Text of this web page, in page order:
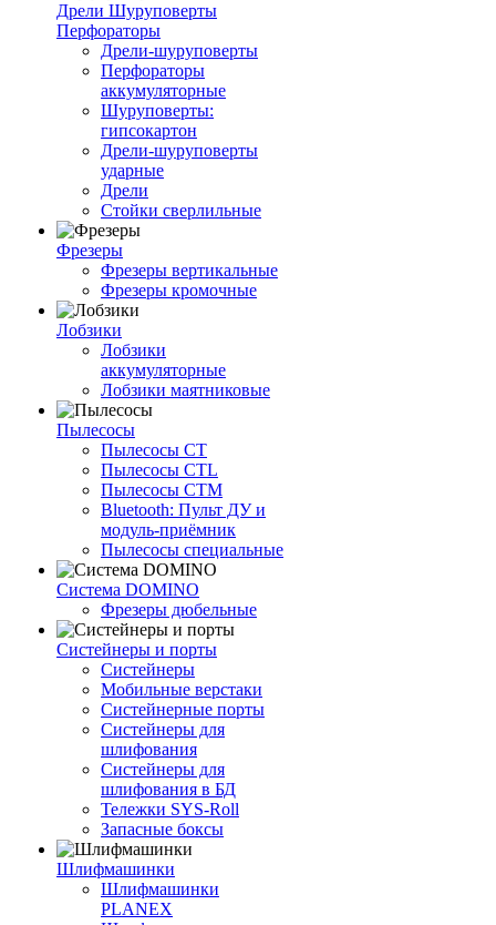
Дрели Шуруповерты
Перфораторы
Дрели-шуруповерты
Перфораторы
аккумуляторные
Шуруповерты:
гипсокартон
Дрели-шуруповерты
ударные
Дрели
Стойки сверлильные
Фрезеры
Фрезеры вертикальные
Фрезеры кромочные
Лобзики
Лобзики
аккумуляторные
Лобзики маятниковые
Пылесосы
Пылесосы CT
Пылесосы CTL
Пылесосы CTM
Bluetooth: Пульт ДУ и
модуль-приёмник
Пылесосы специальные
Система DOMINO
Фрезеры дюбельные
Систейнеры и порты
Систейнеры
Мобильные верстаки
Систейнерные порты
Систейнеры для
шлифования
Систейнеры для
шлифования в БД
Тележки SYS-Roll
Запасные боксы
Шлифмашинки
Шлифмашинки
PLANEX